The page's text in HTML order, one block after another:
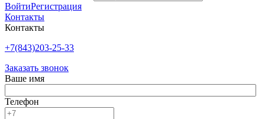
ВойтиРегистрация
Контакты
Контакты
+7(843)203-25-33
Заказать звонок
Ваше имя
Телефон